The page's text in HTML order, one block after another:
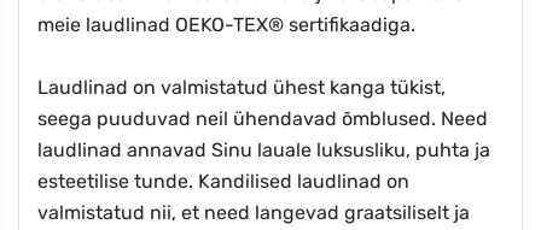
meie laudlinad OEKO-TEX® sertifikaadiga.
Laudlinad on valmistatud ühest kanga tükist,
seega puuduvad neil ühendavad õmblused. Need
laudlinad annavad Sinu lauale luksusliku, puhta ja
esteetilise tunde. Kandilised laudlinad on
valmistatud nii, et need langevad graatsiliselt ja